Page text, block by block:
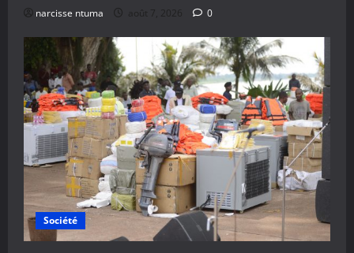
narcisse ntuma août 7, 2026 0
Société